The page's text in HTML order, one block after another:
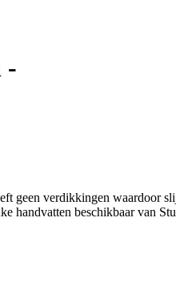
-
geen verdikkingen waardoor
handvatten beschikbaar van